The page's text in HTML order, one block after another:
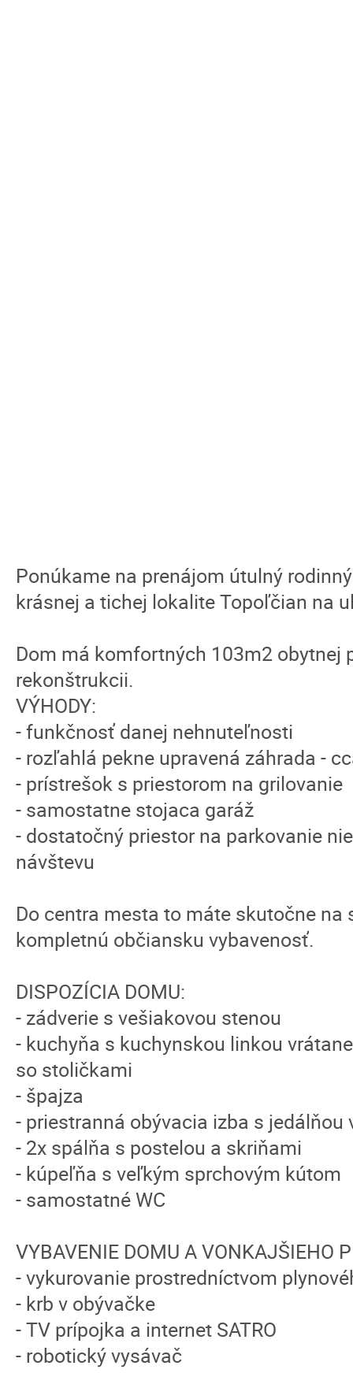
Ponúkame na prenájom útulný
krásnej a tichej lokalite Topoľčian na
Dom má komfortných 103m2 obytnej
rekonštrukcii.
VÝHODY:
- funkčnosť danej nehnuteľnosti
- rozľahlá pekne upravená záhrada -
- prístrešok s priestorom na grilovanie
- samostatne stojaca garáž
- dostatočný priestor na parkovanie
návštevu
Do centra mesta to máte skutočne
kompletnú občiansku vybavenosť.
DISPOZÍCIA DOMU:
- zádverie s vešiakovou stenou
- kuchyňa s kuchynskou linkou
so stoličkami
- špajza
- priestranná obývacia izba s jedálňou
- 2x spálňa s postelou a skriňami
- kúpeľňa s veľkým sprchovým kútom
- samostatné WC
VYBAVENIE DOMU A VONKAJŠIEHO
- vykurovanie prostredníctvom
- krb v obývačke
- TV prípojka a internet SATRO
- robotický vysávač